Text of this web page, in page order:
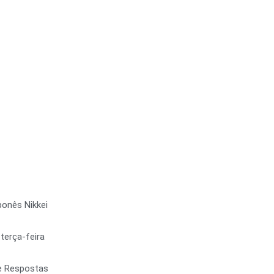
Nikkei
terça-feira
Respostas